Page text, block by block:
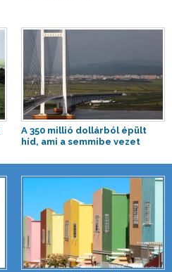
A 350 millió dollárból épült
híd, ami a semmibe vezet